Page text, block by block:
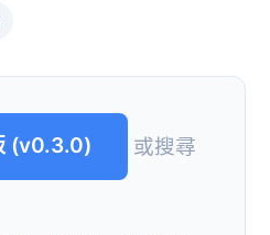
(v0.3.0)
或搜尋